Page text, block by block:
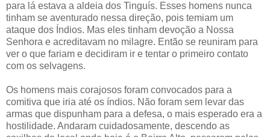
para lá estava a aldeia dos Tinguís. Esses homens nunca
tinham se aventurado nessa direção, pois temiam um
ataque dos Índios. Mas eles tinham devoção a Nossa
Senhora e acreditavam no milagre. Então se reuniram para
ver o que fariam e decidiram ir e tentar o primeiro contato
com os selvagens.
Os homens mais corajosos foram convocados para a
comitiva que iria até os índios. Não foram sem levar das
armas que dispunham para a defesa, o mais esperado era a
hostilidade. Andaram cuidadosamente, descendo as